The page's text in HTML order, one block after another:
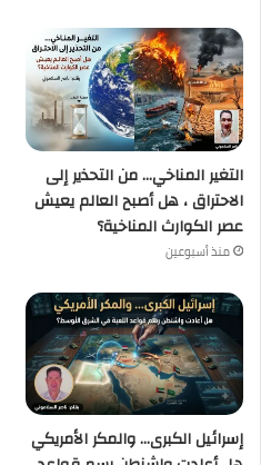
التغير المناخي… من التحذير إلى
الاحتراق ، هل أصبح العالم يعيش
عصر الكوارث المناخية؟
منذ أسبوعين
إسرائيل الكبرى… والمكر الأمريكي